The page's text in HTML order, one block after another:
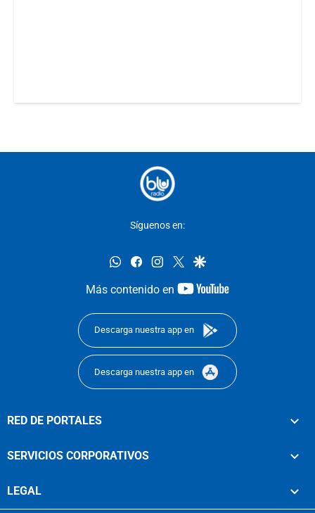
Síguenos en:
whatsappfacebookinstagram
twittergoogle
Más contenido en
youtube-
Descarga nuestra app en
Descarga nuestra app en
RED DE PORTALES
SERVICIOS CORPORATIVOS
LEGAL